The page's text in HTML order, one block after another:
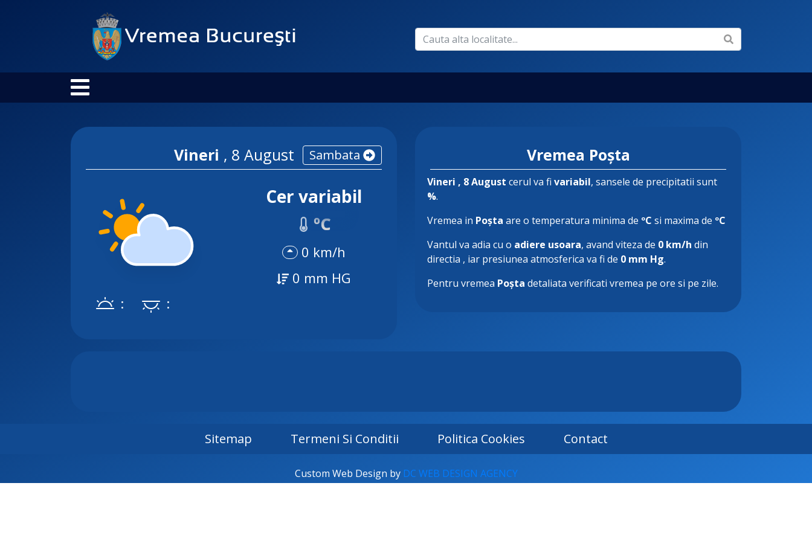
Vineri , 8 August Sambata
Cer variabil
ºC
0 km/h
0 mm HG
:
:
Vremea Poșta
Vineri , 8 August cerul va fi variabil, sansele de precipitatii sunt
%.
Vremea in Poșta are o temperatura minima de ºC si maxima de ºC
Vantul va adia cu o adiere usoara, avand viteza de 0 km/h din
directia , iar presiunea atmosferica va fi de 0 mm Hg.
Pentru vremea Poșta detaliata verificati vremea pe ore si pe zile.
Sitemap Termeni Si Conditii Politica Cookies Contact
Custom Web Design by DC WEB DESIGN AGENCY